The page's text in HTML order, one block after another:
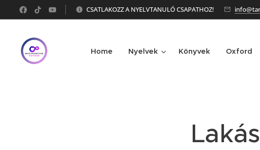
CSATLAKOZZ A NYELVTANULÓ CSAPATHOZ!
Home Nyelvek Könyvek Oxford